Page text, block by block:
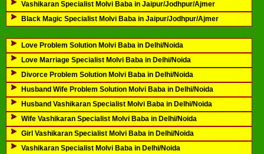
Vashikaran Specialist Molvi Baba in Jaipur/Jodhpur/Ajmer
Black Magic Specialist Molvi Baba in Jaipur/Jodhpur/Ajmer
Love Problem Solution Molvi Baba in Delhi/Noida
Love Marriage Specialist Molvi Baba in Delhi/Noida
Divorce Problem Solution Molvi Baba in Delhi/Noida
Husband Wife Problem Solution Molvi Baba in Delhi/Noida
Husband Vashikaran Specialist Molvi Baba in Delhi/Noida
Wife Vashikaran Specialist Molvi Baba in Delhi/Noida
Girl Vashikaran Specialist Molvi Baba in Delhi/Noida
Vashikaran Specialist Molvi Baba in Delhi/Noida